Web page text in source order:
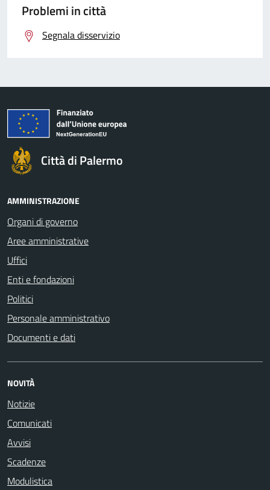
Problemi in città
Segnala disservizio
Città di Palermo
AMMINISTRAZIONE
Organi di governo
Aree amministrative
Uffici
Enti e fondazioni
Politici
Personale amministrativo
Documenti e dati
NOVITÀ
Notizie
Comunicati
Avvisi
Scadenze
Modulistica